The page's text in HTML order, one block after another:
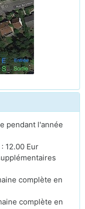
pendant l'année
12.00 Eur
complète en
complète en